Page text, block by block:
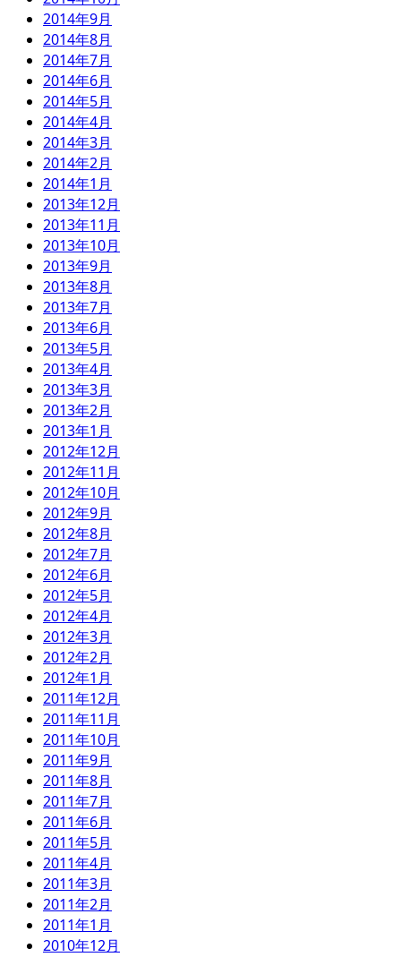
2014年9月
2014年8月
2014年7月
2014年6月
2014年5月
2014年4月
2014年3月
2014年2月
2014年1月
2013年12月
2013年11月
2013年10月
2013年9月
2013年8月
2013年7月
2013年6月
2013年5月
2013年4月
2013年3月
2013年2月
2013年1月
2012年12月
2012年11月
2012年10月
2012年9月
2012年8月
2012年7月
2012年6月
2012年5月
2012年4月
2012年3月
2012年2月
2012年1月
2011年12月
2011年11月
2011年10月
2011年9月
2011年8月
2011年7月
2011年6月
2011年5月
2011年4月
2011年3月
2011年2月
2011年1月
2010年12月